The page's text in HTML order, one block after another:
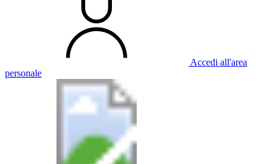
Accedi all'area
personale